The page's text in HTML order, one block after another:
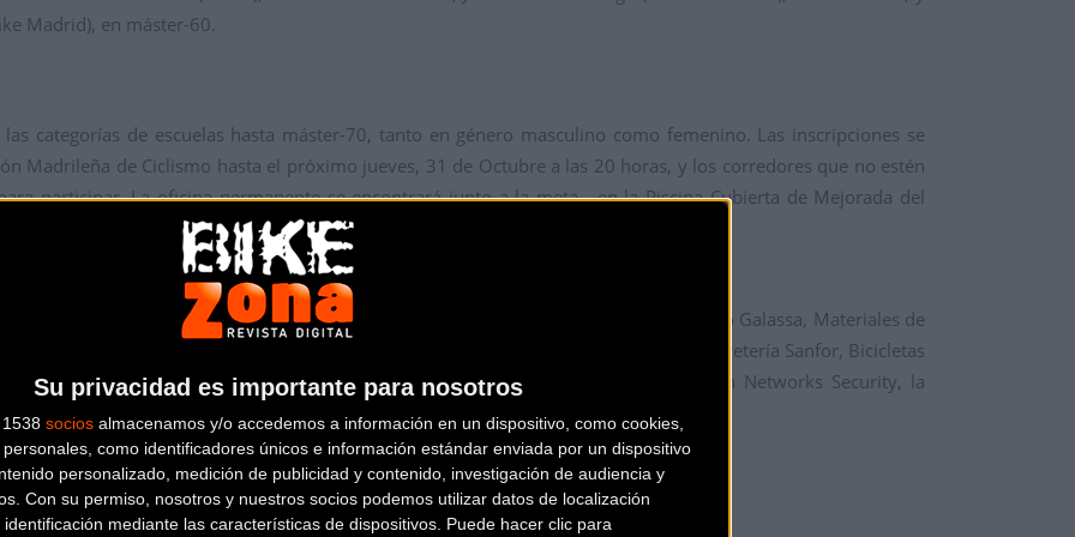
Su privacidad es importante para nosotros
socios almacenamos y/o accedemos a información en un dispositivo, como cookies,
como identificadores únicos e información estándar enviada por un dispositivo
personalizado, medición de publicidad y contenido, investigación de audiencia y
Con su permiso, nosotros y nuestros socios podemos utilizar datos de localización
mediante las características de dispositivos. Puede hacer clic para
Madrid), en máster-60.
categorías de escuelas hasta máster-70, tanto en género masculino como femenino. Las inscripciones se
Madrileña de Ciclismo hasta el próximo jueves, 31 de Octubre a las 20 horas, y los corredores que no estén
participar. La oficina permanente se encontrará junto a la meta, en la Piscina Cubierta de Mejorada del
del Ayuntamiento de Mejorada del Campo, del Estilista y asesor de imagen Álvaro Galassa, Materiales de
el Restaurante Jarama, Bicicletas Jakomoto, Reformas RNE, Recambios de ferretería Sanfor, Bicicletas
GM, N12 Más que Comunicación, Ciberseguridad y Redes de Datos Taquion Networks Security, la
Samarín, la Federación Española de Ciclismo y Salle Autorecambios.